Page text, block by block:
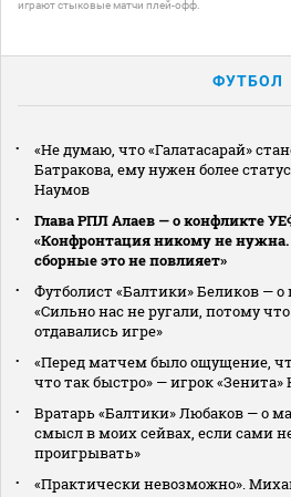
играют стыковые матчи плей-офф.
ФУТБОЛ
«Не думаю, что «Галатасарай»
Батракова, ему нужен более
Наумов
Глава РПЛ Алаев — о конфликте
«Конфронтация никому не
сборные это не повлияет»
Футболист «Балтики» Беликов — о
«Сильно нас не ругали, потому
отдавались игре»
«Перед матчем было ощущение,
что так быстро» — игрок
Вратарь «Балтики» Любаков — о
смысл в моих сейвах, если сами
проигрывать»
«Практически невозможно».